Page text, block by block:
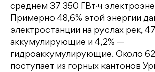
среднем 37 350 ГВт·ч
Примерно 48,6% этой энергии
электростанции на руслах рек,
аккумулирующие и 4,2% —
гидроаккумулирующие. Около
поступает из горных кантонов